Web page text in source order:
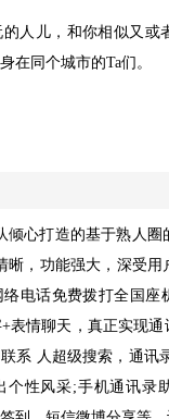
人儿，和你相似又或
在同个城市的Ta们。
倾心打造的基于熟人
晰，功能强大，深受用
电话免费拨打全国座
表情聊天，真正实现通
系 人超级搜索，通讯
个性风采;手机通讯录